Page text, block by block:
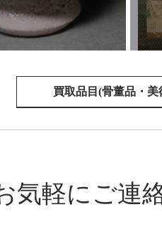
買取品目(骨董品・美
気軽にご連